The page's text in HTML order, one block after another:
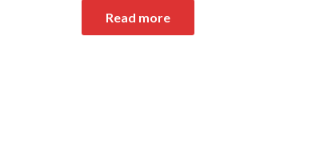
Read more